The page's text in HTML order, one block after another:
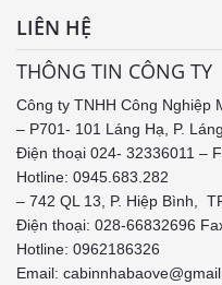
LIÊN HỆ
THÔNG TIN CÔNG TY
Công ty TNHH Công Nghiệp
– P701- 101 Láng Hạ, P.
Điện thoại 024- 32336011 –
Hotline: 0945.683.282
– 742 QL 13, P. Hiệp Bình,
Điện thoại: 028-66832696
Hotline: 0962186326
Email: